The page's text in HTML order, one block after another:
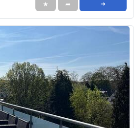
★ ➦ ➜